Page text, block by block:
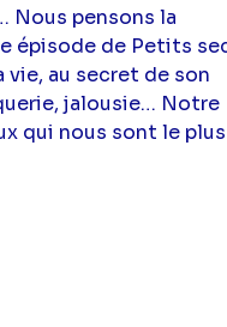
Nous pensons la
épisode de Petits
au secret de son
jalousie… Notre
qui nous sont le plus